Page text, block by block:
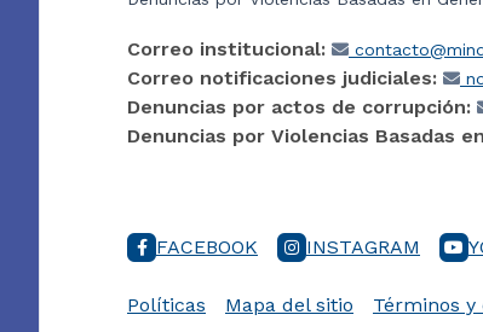
Correo institucional:
Correo notificaciones judiciales:
Denuncias por actos de corrupción:
Denuncias por Violencias Basadas
FACEBOOK INSTAGRAM
Políticas Mapa del sitio Términos y